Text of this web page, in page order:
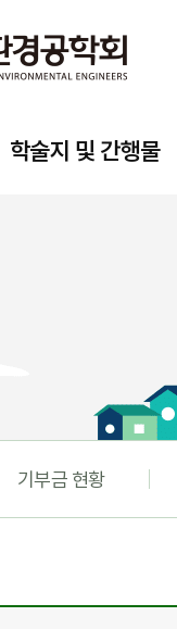
학술지 및 간행물
기부금 현황